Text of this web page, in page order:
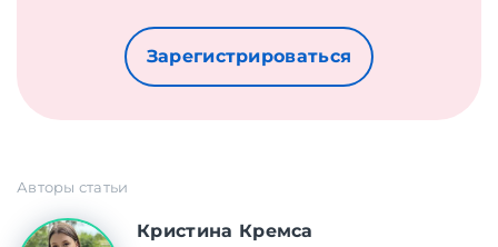
Зарегистрироваться
Авторы статьи
Кристина Кремса